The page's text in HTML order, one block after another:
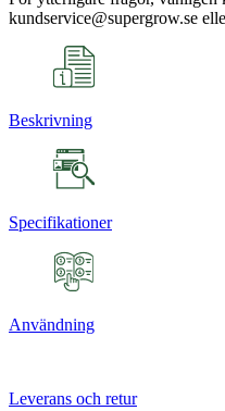
kundservice@supergrow.se
Beskrivning
Specifikationer
Användning
Leverans och retur